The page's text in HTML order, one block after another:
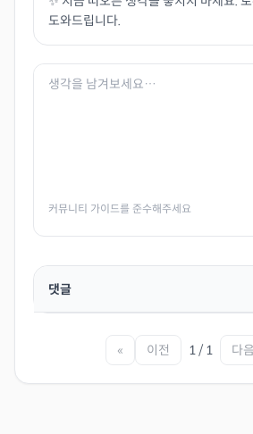
도와드립니다.
커뮤니티 가이드를 준수해주세요
댓글
« 이전 1 / 1 다음